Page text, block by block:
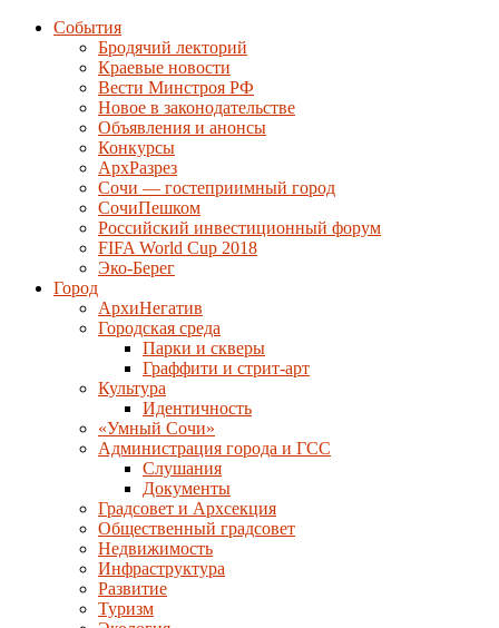
События
Бродячий лекторий
Краевые новости
Вести Минстроя РФ
Новое в законодательстве
Объявления и анонсы
Конкурсы
АрхРазрез
Сочи — гостеприимный город
СочиПешком
Российский инвестиционный форум
FIFA World Cup 2018
Эко-Берег
Город
АрхиНегатив
Городская среда
Парки и скверы
Граффити и стрит-арт
Культура
Идентичность
«Умный Сочи»
Администрация города и ГСС
Слушания
Документы
Градсовет и Архсекция
Общественный градсовет
Недвижимость
Инфраструктура
Развитие
Туризм